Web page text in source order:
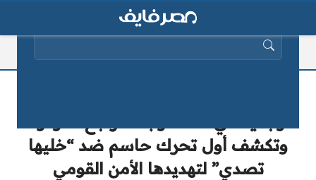
وتكشف أول تحرك حاسم ضد “خليها
تصدي” لتهديدها الأمن القومي
البحث عن: